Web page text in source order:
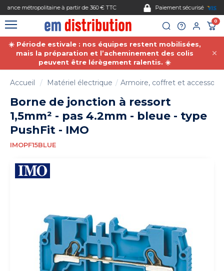
Paiement sécurisé
0
☀️ Période estivale : nos équipes restent mobilisées,
mais la préparation et l’acheminement des colis
peuvent être lérègement ralentis. ☀️
Accueil Matériel électrique Armoire, coffret et
Borne de jonction à ressort
1,5mm² - pas 4.2mm - bleue - type
PushFit - IMO
IMOPF15BLUE
Gestion des cookies